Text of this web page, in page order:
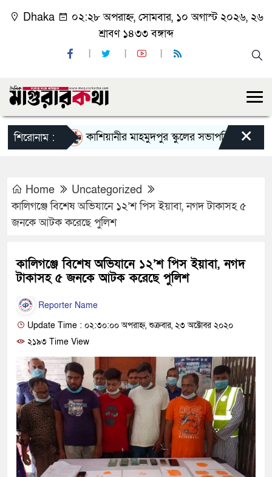
Dhaka
০২:২৮ অপরাহ্ন, সোমবার, ১০ অগাস্ট ২০২৬, ২৬
শ্রাবণ ১৪৩৩ বঙ্গাব্দ
শিরোনাম : কাশিয়ানীর মাহমুদপুর স্কুলের সভাপতি হলেন গোবিন্দ
×
Home
Uncategorized
কালিগঞ্জে বিশেষ অভিযানে ১২’শ পিস ইয়াবা, নগদ টাকাসহ ৫
জনকে আটক করেছে পুলিশ
কালিগঞ্জে বিশেষ অভিযানে ১২’শ পিস ইয়াবা, নগদ
টাকাসহ ৫ জনকে আটক করেছে পুলিশ
Reporter Name
Update Time : ০২:৩০:০০ অপরাহ্ন, শুক্রবার, ২৩ অক্টোবর ২০২০
২১৯৩ Time View